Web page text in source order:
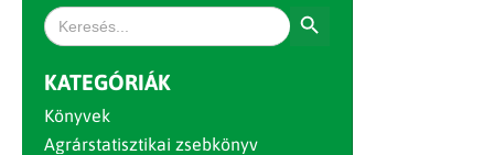
Search
for:
KATEGÓRIÁK
Könyvek
Agrárstatisztikai zsebkönyv